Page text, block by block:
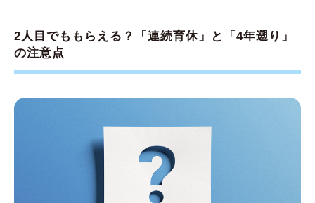
おすすめ
2人目でももらえる？「連続育休」と「4年遡り」
の注意点